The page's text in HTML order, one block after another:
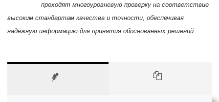
проходят многоуровневую проверку на соответствие
высоким стандартам качества и точности, обеспечивая
надёжную информацию для принятия обоснованных решений.